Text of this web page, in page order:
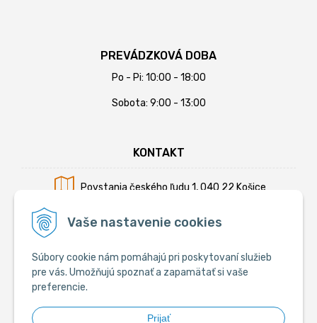
Vaše nastavenie cookies
Súbory cookie nám pomáhajú pri poskytovaní služieb
pre vás. Umožňujú spoznať a zapamätať si vaše
preferencie.
Prijať
PREVÁDZKOVÁ DOBA
Po - Pi: 10:00 - 18:00
Sobota: 9:00 - 13:00
KONTAKT
Povstania českého ľudu 1, 040 22 Košice
Mobil:+421 902 794 355
E-mail:info@krmiva.sk